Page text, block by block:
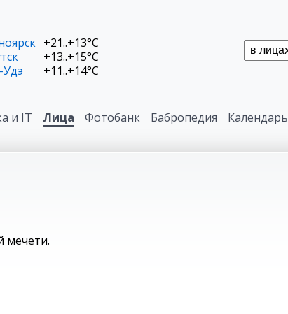
+21..+13°C
+13..+15°C
+11..+14°C
и IT Лица Фотобанк Бабропедия Календарь
мечети.